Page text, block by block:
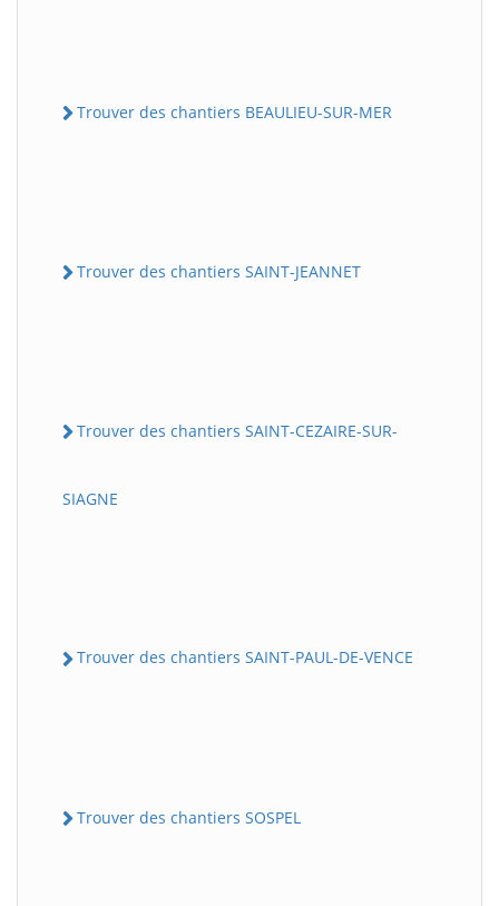
Trouver des chantiers BEAULIEU-SUR-MER
Trouver des chantiers SAINT-JEANNET
Trouver des chantiers SAINT-CEZAIRE-SUR-
SIAGNE
Trouver des chantiers SAINT-PAUL-DE-VENCE
Trouver des chantiers SOSPEL